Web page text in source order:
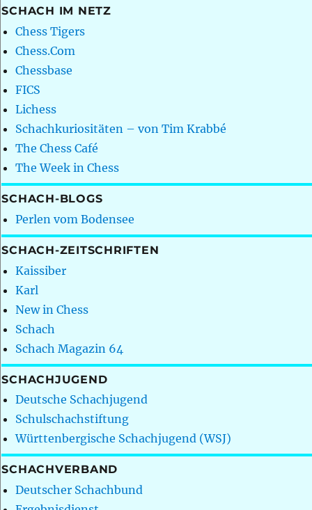
SCHACH IM NETZ
Chess Tigers
Chess.Com
Chessbase
FICS
Lichess
Schachkuriositäten – von Tim Krabbé
The Chess Café
The Week in Chess
SCHACH-BLOGS
Perlen vom Bodensee
SCHACH-ZEITSCHRIFTEN
Kaissiber
Karl
New in Chess
Schach
Schach Magazin 64
SCHACHJUGEND
Deutsche Schachjugend
Schulschachstiftung
Württenbergische Schachjugend (WSJ)
SCHACHVERBAND
Deutscher Schachbund